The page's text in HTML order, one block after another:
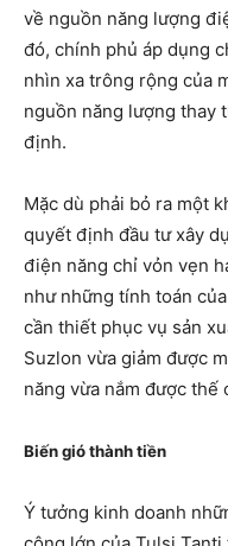
về nguồn năng lượng
đó, chính phủ áp dụng
nhìn xa trông rộng của
nguồn năng lượng thay
định.
Mặc dù phải bỏ ra một
quyết định đầu tư xây
điện năng chỉ vỏn vẹn
như những tính toán
cần thiết phục vụ sản
Suzlon vừa giảm được
năng vừa nắm được thế
Biến gió thành tiền
Ý tưởng kinh doanh